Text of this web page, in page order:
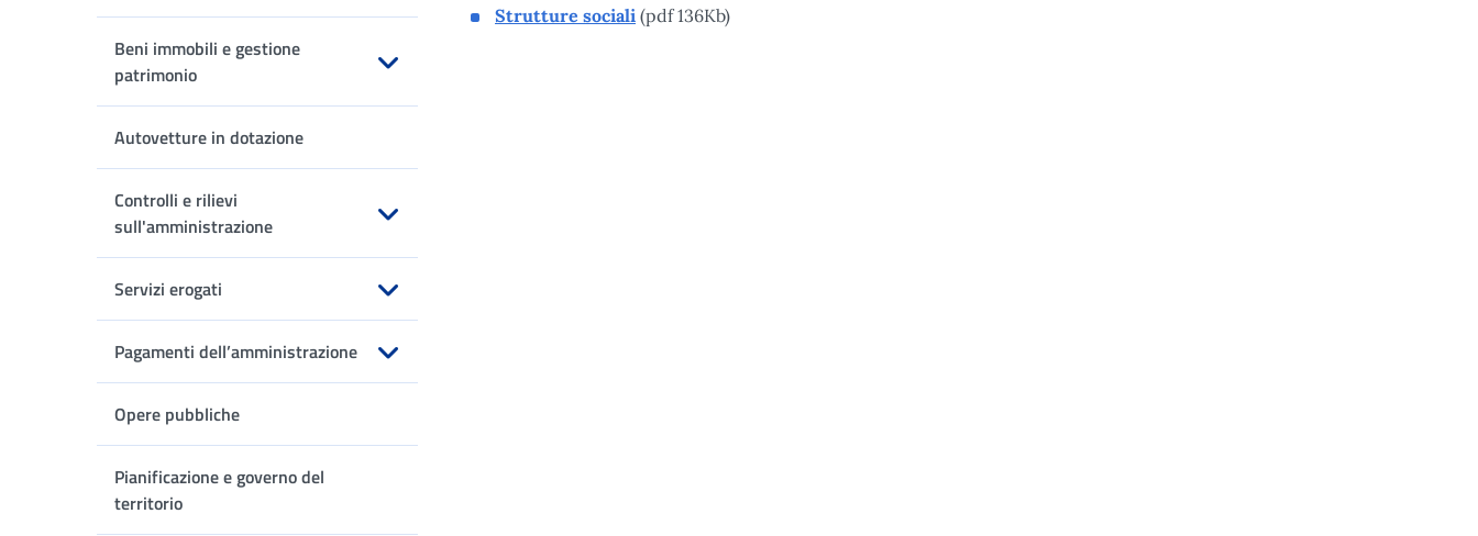
Apri sottomenu
Beni immobili e gestione
patrimonio
Apri sottomenu
Autovetture in dotazione
Controlli e rilievi
sull'amministrazione
Apri sottomenu
Servizi erogati
Apri sottomenu
Pagamenti dell’amministrazione
Apri sottomenu
Opere pubbliche
Pianificazione e governo del
territorio
Strutture sociali (pdf 136Kb)